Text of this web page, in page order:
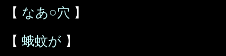
【 なあ○穴 】
【 蛾蚊が 】